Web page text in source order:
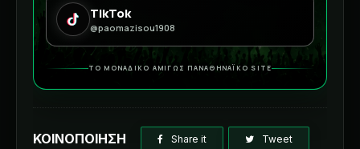
TikTok
@paomazisou1908
ΤΟ ΜΟΝΑΔΙΚΟ ΑΜΙΓΩΣ ΠΑΝΑΘΗΝΑΪΚΟ SITE
ΚΟΙΝΟΠΟΙΗΣΗ Share it Tweet